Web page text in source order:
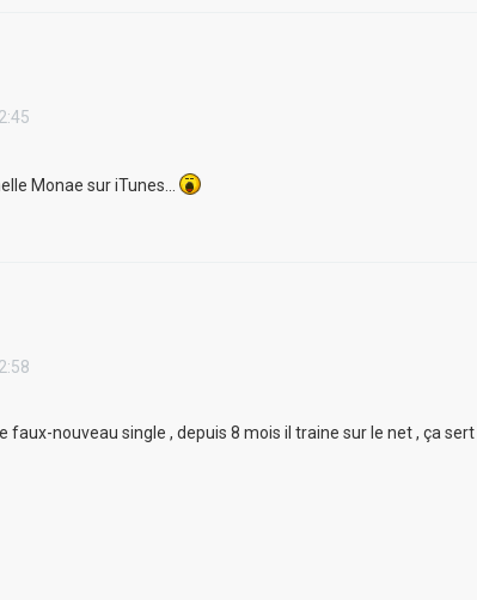
Monae sur iTunes...
faux-nouveau single , depuis 8 mois il traine sur le net , ça sert